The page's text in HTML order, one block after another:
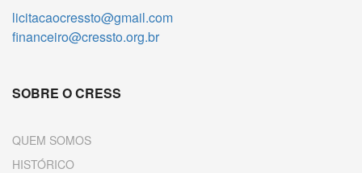
licitacaocressto@gmail.com
financeiro@cressto.org.br
SOBRE O CRESS
QUEM SOMOS
HISTÓRICO